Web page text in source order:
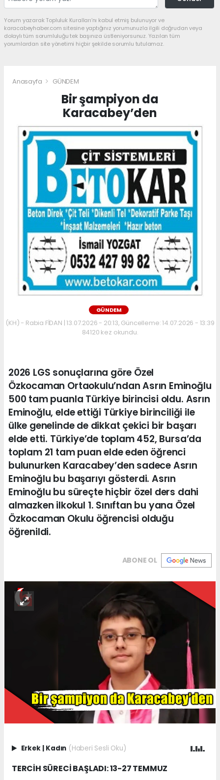
Yorum yazarak Topluluk Kuralları’nı kabul etmiş bulunuyor ve
karacabeyhaber.com sitesine yaptığınız yorumunuzla ilgili doğrudan veya
dolaylı tüm sorumluluğu tek başınıza üstleniyorsunuz. Yazılan tüm
yorumlardan site yönetimi hiçbir şekilde sorumlu tutulamaz.
Anasayfa GÜNDEM
Bir şampiyon da
Karacabey’den
GÜNDEM
(KH) - Rabia FİDAN | 13.07.2026 - 20:13, Güncelleme: 14.07.2026 - 13:39
84120 kez okundu.
2026 LGS sonuçlarına göre Özel
Özkocaman Ortaokulu’ndan Asrın Eminoğlu
500 tam puanla Türkiye birincisi oldu. Asrın
Eminoğlu, elde ettiği Türkiye birinciliği ile
ülke genelinde de dikkat çekici bir başarı
elde etti. Türkiye’de toplam 452, Bursa’da
toplam 21 tam puan elde eden öğrenci
bulunurken Karacabey’den sadece Asrın
Eminoğlu bu başarıyı gösterdi. Asrın
Eminoğlu bu süreçte hiçbir özel ders dahi
almazken ilkokul 1. Sınıftan bu yana Özel
Özkocaman Okulu öğrencisi olduğu
öğrenildi.
ABONE OL
Erkek | Kadın (Haberi Sesli Oku)
TERCİH SÜRECİ BAŞLADI: 13-27 TEMMUZ